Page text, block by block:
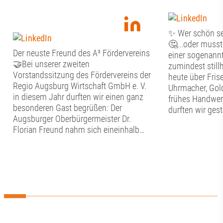
Der neuste Freund des A³ Fördervereins
🤝Bei unserer zweiten
Vorstandssitzung des Fördervereins der
Regio Augsburg Wirtschaft GmbH e. V.
in diesem Jahr durften wir einen ganz
besonderen Gast begrüßen: Der
Augsburger Oberbürgermeister Dr.
Florian Freund nahm sich eineinhalb
Punkte auf der Agenda waren der
✨ Wer schön
🤔...oder
einer
zumindest
heute über
Uhrmacher,
frühes
durften wir